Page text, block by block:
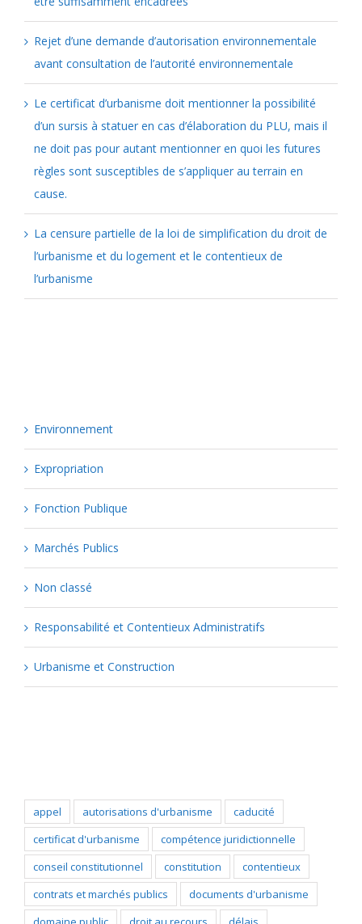
Rejet d’une demande d’autorisation environnementale
avant consultation de l’autorité environnementale
Le certificat d’urbanisme doit mentionner la possibilité
d’un sursis à statuer en cas d’élaboration du PLU, mais il
ne doit pas pour autant mentionner en quoi les futures
règles sont susceptibles de s’appliquer au terrain en
cause.
La censure partielle de la loi de simplification du droit de
l’urbanisme et du logement et le contentieux de
l’urbanisme
Environnement
Expropriation
Fonction Publique
Marchés Publics
Non classé
Responsabilité et Contentieux Administratifs
Urbanisme et Construction
appel autorisations d'urbanisme
caducité
certificat d'urbanisme
compétence juridictionnelle
conseil constitutionnel
constitution
contentieux
contrats et marchés publics
documents d'urbanisme